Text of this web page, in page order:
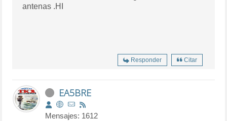
antenas .HI
Responder Citar
EA5BRE
Mensajes: 1612